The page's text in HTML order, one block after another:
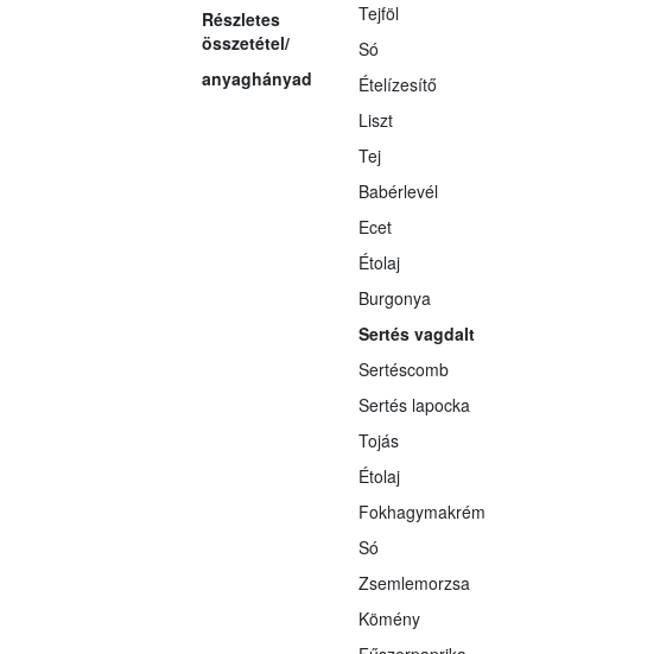
Részletes
összetétel/
anyaghányad
Tejföl
Só
Ételízesítő
Liszt
Tej
Babérlevél
Ecet
Étolaj
Burgonya
Sertés vagdalt
Sertéscomb
Sertés lapocka
Tojás
Étolaj
Fokhagymakrém
Só
Zsemlemorzsa
Kömény